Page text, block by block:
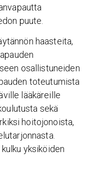
puute.
haasteita,
osallistuneiden
toteutumista
lääkäreille
sekä
hoitojonoista,
yksiköiden